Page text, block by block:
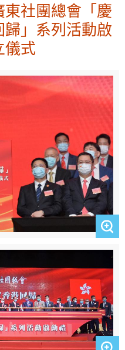
社團總會「慶
」系列活動啟
儀式